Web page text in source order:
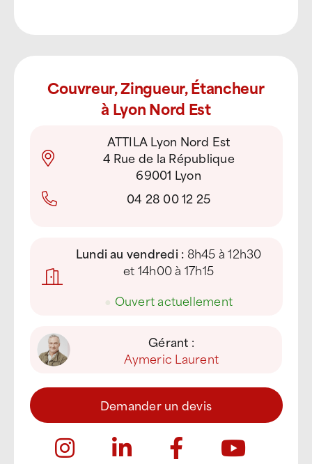
Couvreur, Zingueur, Étancheur
à Lyon Nord Est
ATTILA Lyon Nord Est
4 Rue de la République
69001 Lyon
04 28 00 12 25
Lundi au vendredi : 8h45 à 12h30
et 14h00 à 17h15
Ouvert actuellement
Gérant :
Aymeric Laurent
Demander un devis